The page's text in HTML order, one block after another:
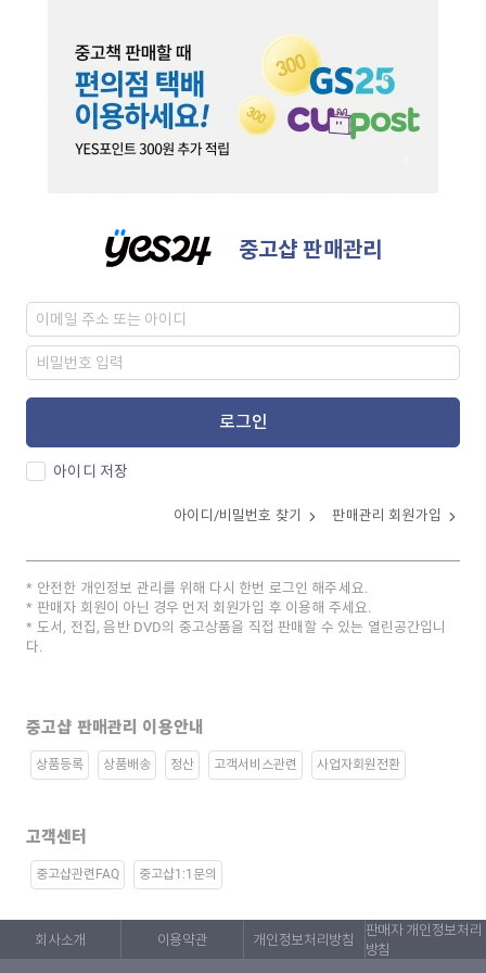
중고샵 판매관리
로그인
아이디 저장
아이디/비밀번호 찾기 판매관리 회원가입
안전한 개인정보 관리를 위해 다시 한번 로그인 해주세요.
판매자 회원이 아닌 경우 먼저 회원가입 후 이용해 주세요.
도서, 전집, 음반 DVD의 중고상품을 직접 판매할 수 있는 열린공간입니
다.
중고샵 판매관리 이용안내
상품등록 상품배송 정산 고객서비스관련 사업자회원전환
고객센터
중고샵관련FAQ 중고샵1:1문의
회사소개 이용약관 개인정보처리방침
판매자 개인정보처리
방침